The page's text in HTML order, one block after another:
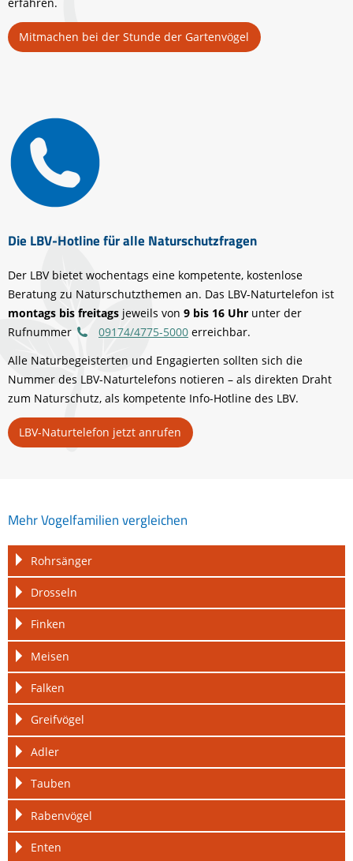
Mitmachen bei der Stunde der Gartenvögel
Die LBV-Hotline für alle Naturschutzfragen
Der LBV bietet wochentags eine kompetente, kostenlose
Beratung zu Naturschutzthemen an. Das LBV-Naturtelefon ist
montags bis freitags jeweils von 9 bis 16 Uhr unter der
Rufnummer
09174/4775-5000 erreichbar.
Alle Naturbegeisterten und Engagierten sollten sich die
Nummer des LBV-Naturtelefons notieren – als direkten Draht
zum Naturschutz, als kompetente Info-Hotline des LBV.
LBV-Naturtelefon jetzt anrufen
Mehr Vogelfamilien vergleichen
Navigation
überspringen
Rohrsänger
Drosseln
Finken
Meisen
Falken
Greifvögel
Adler
Tauben
Rabenvögel
Enten